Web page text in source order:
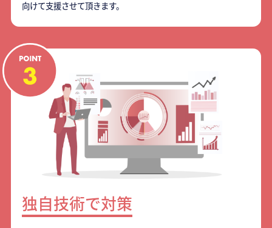
向けて支援させて頂きます。
独自技術で対策